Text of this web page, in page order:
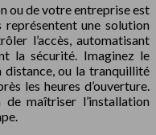
ou de votre entreprise est
représentent une solution
l’accès, automatisant
la sécurité. Imaginez le
ou la tranquillité
les heures d’ouverture.
maîtriser l’installation